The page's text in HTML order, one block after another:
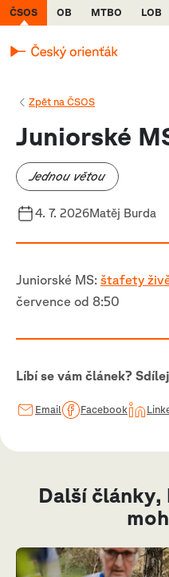
ČSOS OB MTBO LOB
Zpět na ČSOS
Juniorské
Jednou větou
4. 7. 2026Matěj Burda
Juniorské MS: štafety
července od 8:50
Líbí se vám článek?
Email Facebook
Další články,